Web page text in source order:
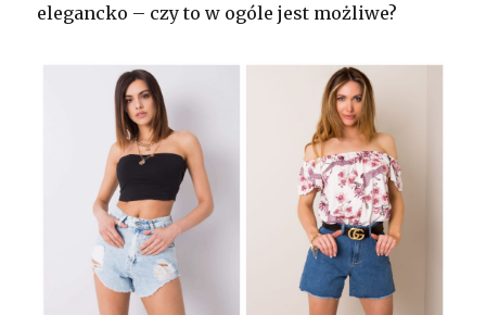
elegancko – czy to w ogóle jest możliwe?